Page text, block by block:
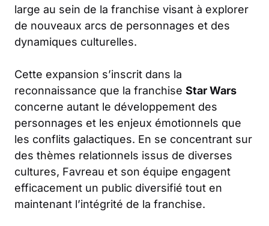
large au sein de la franchise visant à explorer
de nouveaux arcs de personnages et des
dynamiques culturelles.
Cette expansion s’inscrit dans la
reconnaissance que la franchise Star Wars
concerne autant le développement des
personnages et les enjeux émotionnels que
les conflits galactiques. En se concentrant sur
des thèmes relationnels issus de diverses
cultures, Favreau et son équipe engagent
efficacement un public diversifié tout en
maintenant l’intégrité de la franchise.